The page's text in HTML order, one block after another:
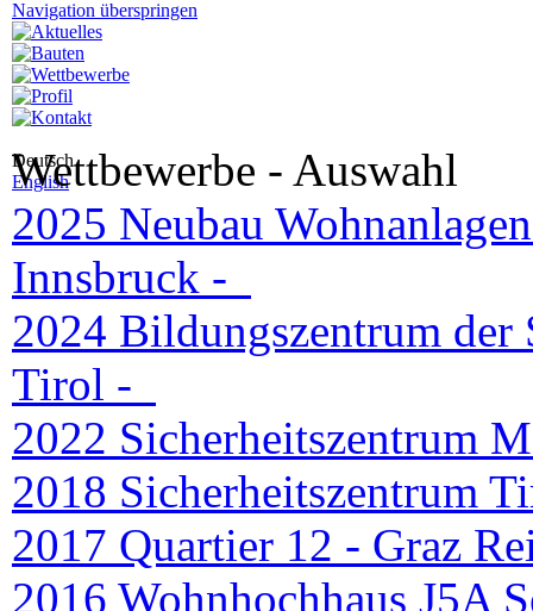
Navigation überspringen
Deutsch
English
Wettbewerbe - Auswahl
2025 Neubau
Innsbruck -
2024 Bildungszentrum der
Tirol -
2022 Sicherheitszentrum
2018 Sicherheitszentrum
2017 Quartier 12 - Graz
2016 Wohnhochhaus J5A